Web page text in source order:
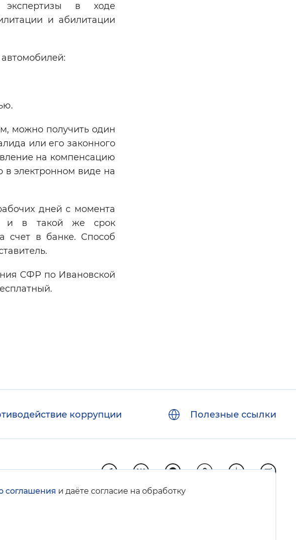
экспертизы в ходе
и абилитации
можно получить один
или его законного
на компенсацию
электронном виде на
дней с момента
и в такой же срок
счет в банке. Способ
СФР по Ивановской
соглашения и даёте согласие на обработку
коррупции Полезные ссылки